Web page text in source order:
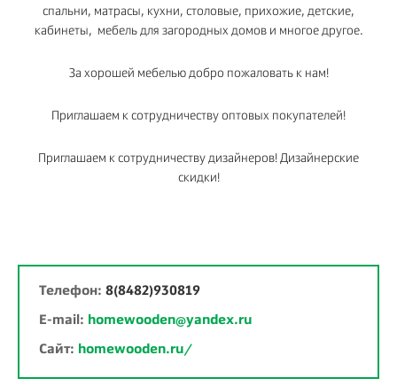
спальни, матрасы, кухни, столовые, прихожие, детские,
кабинеты, мебель для загородных домов и многое другое.
За хорошей мебелью добро пожаловать к нам!
Приглашаем к сотрудничеству оптовых покупателей!
Приглашаем к сотрудничеству дизайнеров! Дизайнерские
скидки!
Телефон: 8(8482)930819
E-mail: homewooden@yandex.ru
Сайт: homewooden.ru/